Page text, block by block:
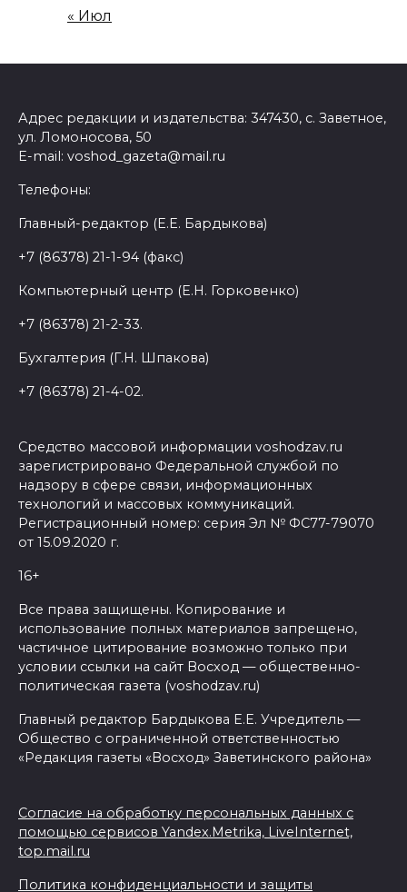
« Июл
Адрес редакции и издательства: 347430, с. Заветное,
ул. Ломоносова, 50
E-mail: voshod_gazeta@mail.ru
Телефоны:
Главный-редактор (Е.Е. Бардыкова)
+7 (86378) 21-1-94 (факс)
Компьютерный центр (Е.Н. Горковенко)
+7 (86378) 21-2-33.
Бухгалтерия (Г.Н. Шпакова)
+7 (86378) 21-4-02.
Средство массовой информации voshodzav.ru
зарегистрировано Федеральной службой по
надзору в сфере связи, информационных
технологий и массовых коммуникаций.
Регистрационный номер: серия Эл № ФС77-79070
от 15.09.2020 г.
16+
Все права защищены. Копирование и
использование полных материалов запрещено,
частичное цитирование возможно только при
условии ссылки на сайт Восход — общественно-
политическая газета (voshodzav.ru)
Главный редактор Бардыкова Е.Е. Учредитель —
Общество с ограниченной ответственностью
«Редакция газеты «Восход» Заветинского района»
Согласие на обработку персональных данных с
помощью сервисов Yandex.Metrika, LiveInternet,
top.mail.ru
Политика конфиденциальности и защиты